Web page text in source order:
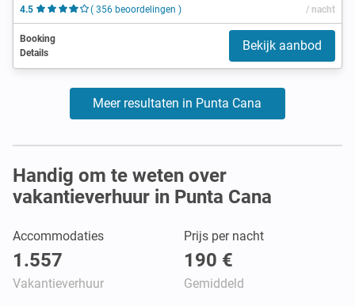
4.5
( 356 beoordelingen ) / nacht
Booking
Details
Bekijk aanbod
Meer resultaten in Punta Cana
Handig om te weten over
vakantieverhuur in Punta Cana
Accommodaties
1.557
Vakantieverhuur
Prijs per nacht
190 €
Gemiddeld